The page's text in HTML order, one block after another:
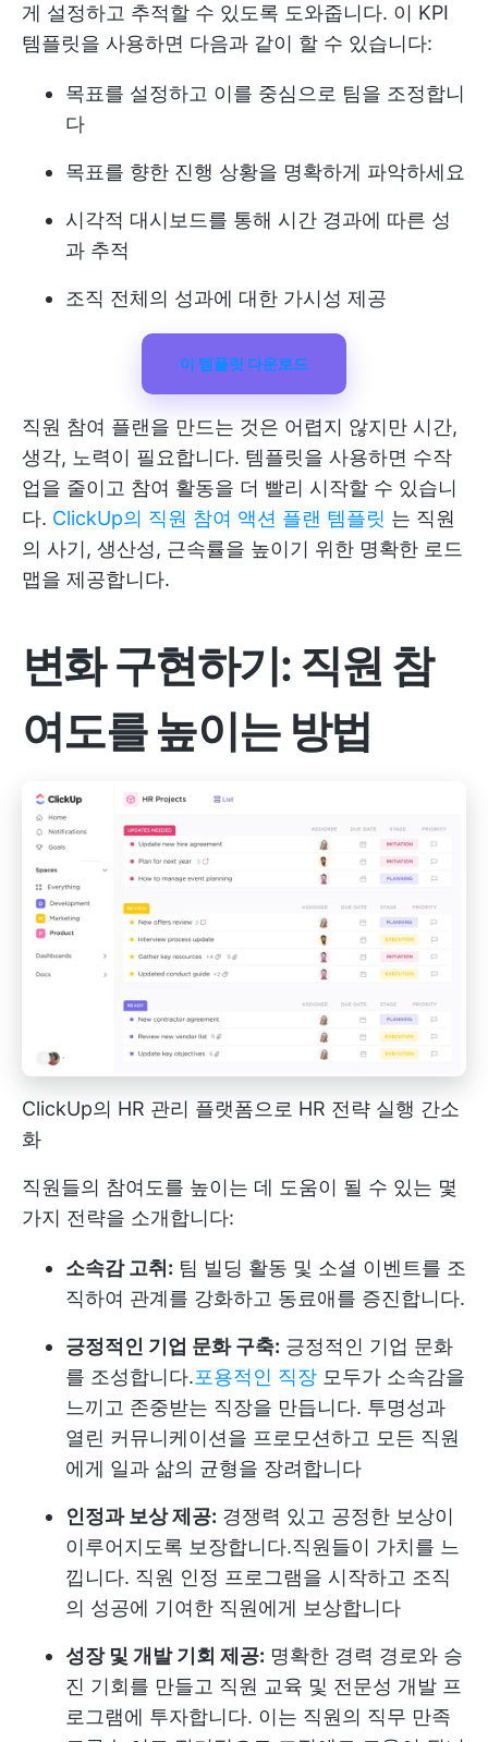
게 설정하고 추적할 수 있도록 도와줍니다. 이 KPI
템플릿을 사용하면 다음과 같이 할 수 있습니다:
목표를 설정하고 이를 중심으로 팀을 조정합니
다
목표를 향한 진행 상황을 명확하게 파악하세요
시각적 대시보드를 통해 시간 경과에 따른 성
과 추적
조직 전체의 성과에 대한 가시성 제공
이 템플릿 다운로드
직원 참여 플랜을 만드는 것은 어렵지 않지만 시간,
생각, 노력이 필요합니다. 템플릿을 사용하면 수작
업을 줄이고 참여 활동을 더 빨리 시작할 수 있습니
다. ClickUp의 직원 참여 액션 플랜 템플릿 는 직원
의 사기, 생산성, 근속률을 높이기 위한 명확한 로드
맵을 제공합니다.
변화 구현하기: 직원 참
여도를 높이는 방법
ClickUp의 HR 관리 플랫폼으로 HR 전략 실행 간소
화
직원들의 참여도를 높이는 데 도움이 될 수 있는 몇
가지 전략을 소개합니다:
소속감 고취: 팀 빌딩 활동 및 소셜 이벤트를 조
직하여 관계를 강화하고 동료애를 증진합니다.
긍정적인 기업 문화 구축: 긍정적인 기업 문화
를 조성합니다.포용적인 직장 모두가 소속감을
느끼고 존중받는 직장을 만듭니다. 투명성과
열린 커뮤니케이션을 프로모션하고 모든 직원
에게 일과 삶의 균형을 장려합니다
인정과 보상 제공: 경쟁력 있고 공정한 보상이
이루어지도록 보장합니다.직원들이 가치를 느
낍니다. 직원 인정 프로그램을 시작하고 조직
의 성공에 기여한 직원에게 보상합니다
성장 및 개발 기회 제공: 명확한 경력 경로와 승
진 기회를 만들고 직원 교육 및 전문성 개발 프
로그램에 투자합니다. 이는 직원의 직무 만족